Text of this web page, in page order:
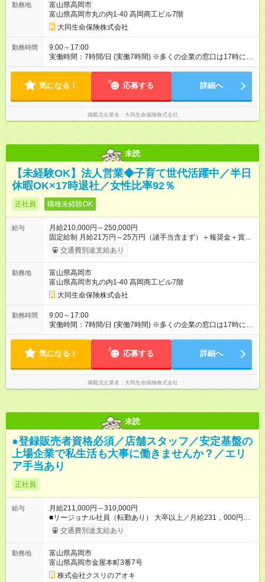
8000円です（※最低賃金以上を支給） 【試用期間】試用期間あ
り 試用期間の長さ：6ヶ月 雇用形態、給与は本採用時と同じで
す。
勤務地
富山県高岡市
富山県高岡市丸の内1-40 高岡商工ビル7階
大同生命保険株式会社
勤務時間
9:00～17:00
実働時間：7時間/日 (実働7時間) ※多くの企業の窓口は17時に閉
まるため、夜遅くまでの営業はありません。定時に退社する社
施。勤務時間は10：00～17：00（休憩1時間）。資格獲得のた
気になる！ 応募する 詳細へ
掲載元企業名 大同生命保険株式会社
未読
【未経験OK】法人営業◆子育て世代活躍中／半日
休暇OK×17時退社／女性比率92％
正社員 職種未経験OK
給与
月給210,000円～250,000円
固定給制 月給21万円～25万円（諸手当含まず）＋報奨金＋賞与
年2回 ※能力により異なる。 ★平均月収46万7000円（2024年度
実績） ※上記には賞与は含まれていません。 ◆入社前に行なわ
8000円です（※最低賃金以上を支給） 【試用期間】試用期間あ
り 試用期間の長さ：6ヶ月 雇用形態、給与は本採用時と同じで
す。
交通費別途支給あり
勤務地
富山県高岡市
富山県高岡市丸の内1-40 高岡商工ビル7階
大同生命保険株式会社
勤務時間
9:00～17:00
実働時間：7時間/日 (実働7時間) ※多くの企業の窓口は17時に閉
まるため、夜遅くまでの営業はありません。定時に退社する社
施。勤務時間は10：00～17：00（休憩1時間）。資格獲得のた
気になる！ 応募する 詳細へ
掲載元企業名 大同生命保険株式会社
未読
●登録販売者資格必須／店舗スタッフ／安定基盤の
上場企業で私生活も大事に働きませんか？／エリ
ア手当あり
正社員
給与
月給211,000円～310,000円
■リージョナル社員（転勤あり） 大卒以上／月給231，000円～
310，000円 高卒以上／月給211，000円～310，000円 ★エリア
手当（石川県、富山県、福井県、岐阜県、群馬県、茨城県 月1
種手当あり ★登録販売者資格保持者への月1万円支給を含む（実
務経験がない方にも同額を支給） ※ただし、短時間勤務・早番
固定社員は当社規定に従い額が変動 ＝＝＝＝＝＝＝＝＝＝＝＝
交通費別途支給あり
勤務地
富山県高岡市
富山県高岡市金屋本町3番7号
株式会社クスリのアオキ